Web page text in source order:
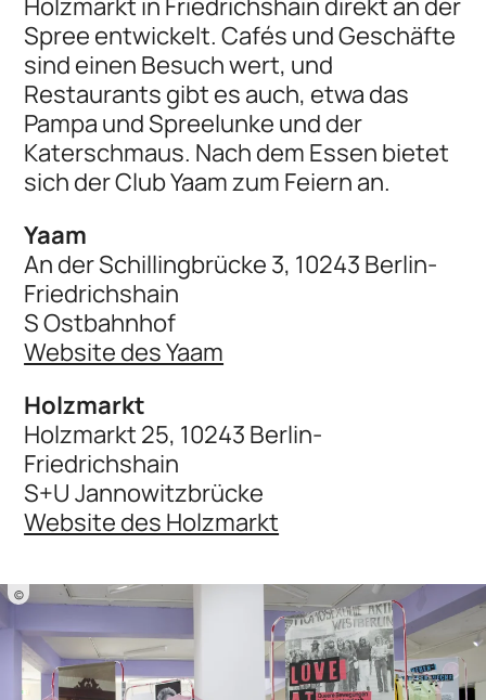
Spree entwickelt. Cafés und Geschäfte
sind einen Besuch wert, und
Restaurants gibt es auch, etwa das
Pampa und Spreelunke und der
Katerschmaus. Nach dem Essen bietet
sich der Club Yaam zum Feiern an.
Yaam
An der Schillingbrücke 3, 10243 Berlin-
Friedrichshain
S Ostbahnhof
Website des Yaam
Holzmarkt
Holzmarkt 25, 10243 Berlin-
Friedrichshain
S+U Jannowitzbrücke
Website des Holzmarkt
©